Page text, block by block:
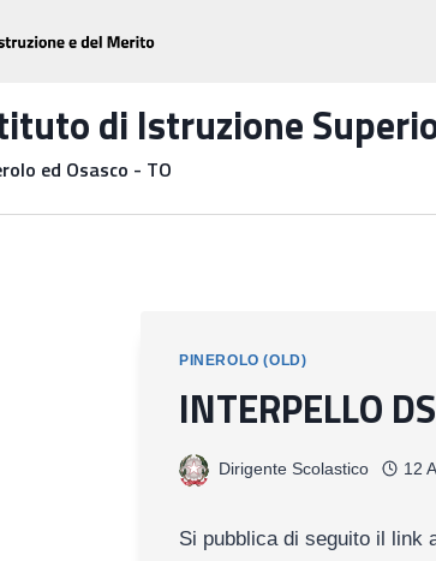
di Istruzione
ed Osasco - TO
PINEROLO (OLD)
INTERPELLO
Dirigente Scolastico 12
Si pubblica di seguito il link